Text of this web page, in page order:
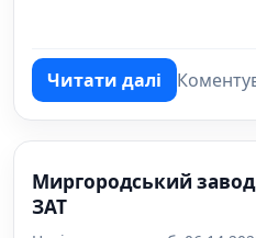
Читати далі
про
Миргородський
ЗАТ